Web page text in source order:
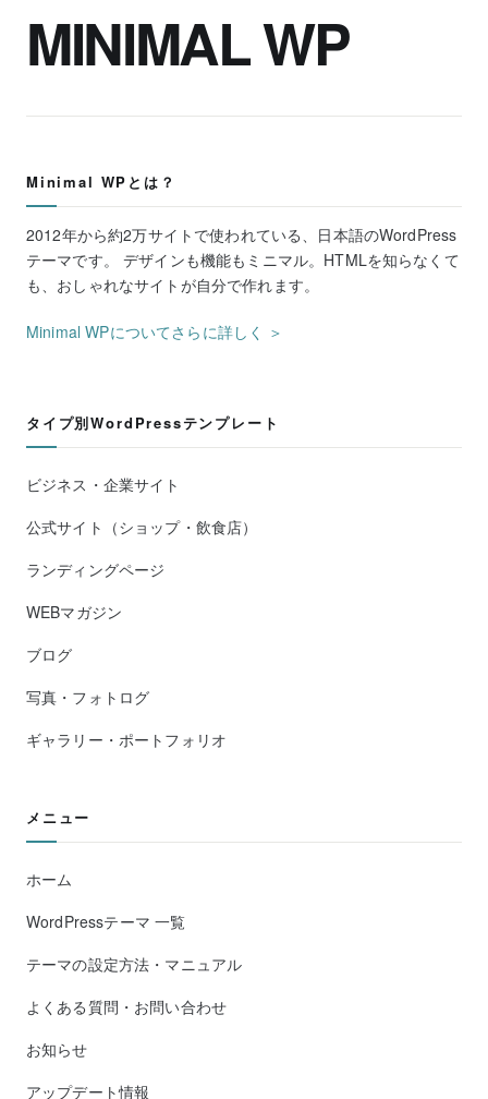
MINIMAL WP
Minimal WPとは？
2012年から約2万サイトで使われている、日本語のWordPress
テーマです。 デザインも機能もミニマル。HTMLを知らなくて
も、おしゃれなサイトが自分で作れます。
Minimal WPについてさらに詳しく ＞
タイプ別WordPressテンプレート
ビジネス・企業サイト
公式サイト（ショップ・飲食店）
ランディングページ
WEBマガジン
ブログ
写真・フォトログ
ギャラリー・ポートフォリオ
メニュー
ホーム
WordPressテーマ 一覧
テーマの設定方法・マニュアル
よくある質問・お問い合わせ
お知らせ
アップデート情報